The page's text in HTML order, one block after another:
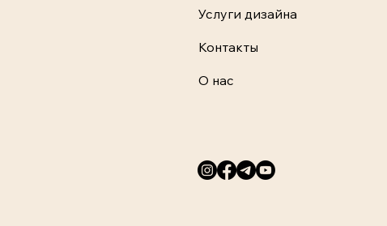
Услуги дизайна
Контакты
О нас